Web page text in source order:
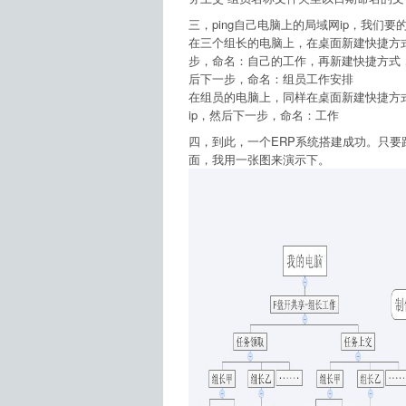
三，ping自己电脑上的局域网ip，我们要
在三个组长的电脑上，在桌面新建快捷
步，命名：自己的工作，再新建快捷方
后下一步，命名：组员工作安排
在组员的电脑上，同样在桌面新建快捷
ip，然后下一步，命名：工作
四，到此，一个ERP系统搭建成功。只
面，我用一张图来演示下。